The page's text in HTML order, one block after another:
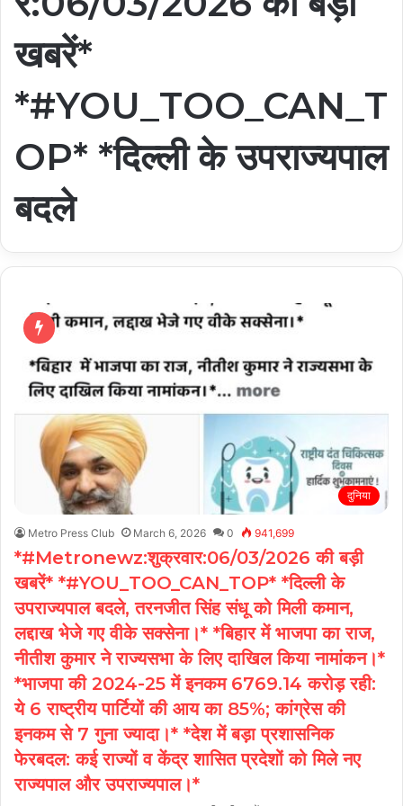
खबरें*
*#YOU_TOO_CAN_T
OP* *दिल्ली के उपराज्यपाल
बदले
दुनिया
Metro Press Club March 6, 2026 0 941,699
*#Metronewz:शुक्रवार:06/03/2026 की बड़ी
खबरें* *#YOU_TOO_CAN_TOP* *दिल्ली के
उपराज्यपाल बदले, तरनजीत सिंह संधू को मिली कमान,
लद्दाख भेजे गए वीके सक्सेना।* *बिहार में भाजपा का राज,
नीतीश कुमार ने राज्यसभा के लिए दाखिल किया नामांकन।*
*भाजपा की 2024-25 में इनकम 6769.14 करोड़ रही:
ये 6 राष्ट्रीय पार्टियों की आय का 85%; कांग्रेस की
इनकम से 7 गुना ज्यादा।* *देश में बड़ा प्रशासनिक
फेरबदल: कई राज्यों व केंद्र शासित प्रदेशों को मिले नए
राज्यपाल और उपराज्यपाल।*